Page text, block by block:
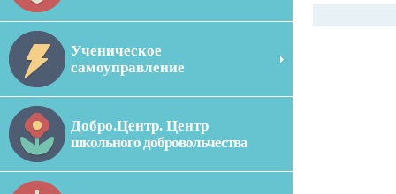
Ученическое
самоуправление
Добро.Центр. Центр
школьного добровольчества